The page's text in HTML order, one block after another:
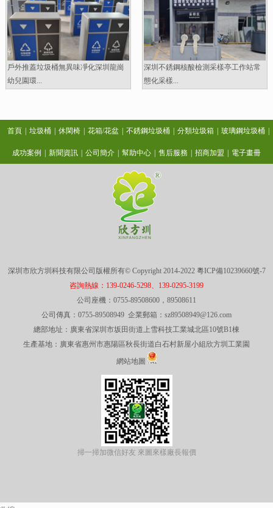
戶外推蓋垃圾桶無異味凈化深圳龍崗
幼兒園環...
深圳不銹鋼核酸檢測采樣亭工作站常
態化采樣...
首頁 | 垃圾桶 | 休閑椅 | 花箱/花盆 | 不銹鋼垃圾桶 | 分類垃圾箱 | 玻璃鋼垃圾桶 |
成功案例 | 新聞資訊 | 公司簡介 | 幫助中心 | 售后服務 | 招商加盟 | 電子畫冊
深圳市欣方圳科技有限公司版權所有© Copyright 2014-2022 粵ICP備10239660號-7
咨詢熱線：139-0246-5298、139-0295-3199
公司座機：0755-89508600，89508611
公司傳真：0755-89508949 企業郵箱：sz89508949@126.com
總部地址：廣東省深圳市坂田街道上雪科技工業城北區10號B1棟
生產基地：廣東省惠州市惠陽區秋長街道白石村新屋小組欣方圳工業園
網站地圖
掃一掃加微信好友 來圖來樣廠長報價